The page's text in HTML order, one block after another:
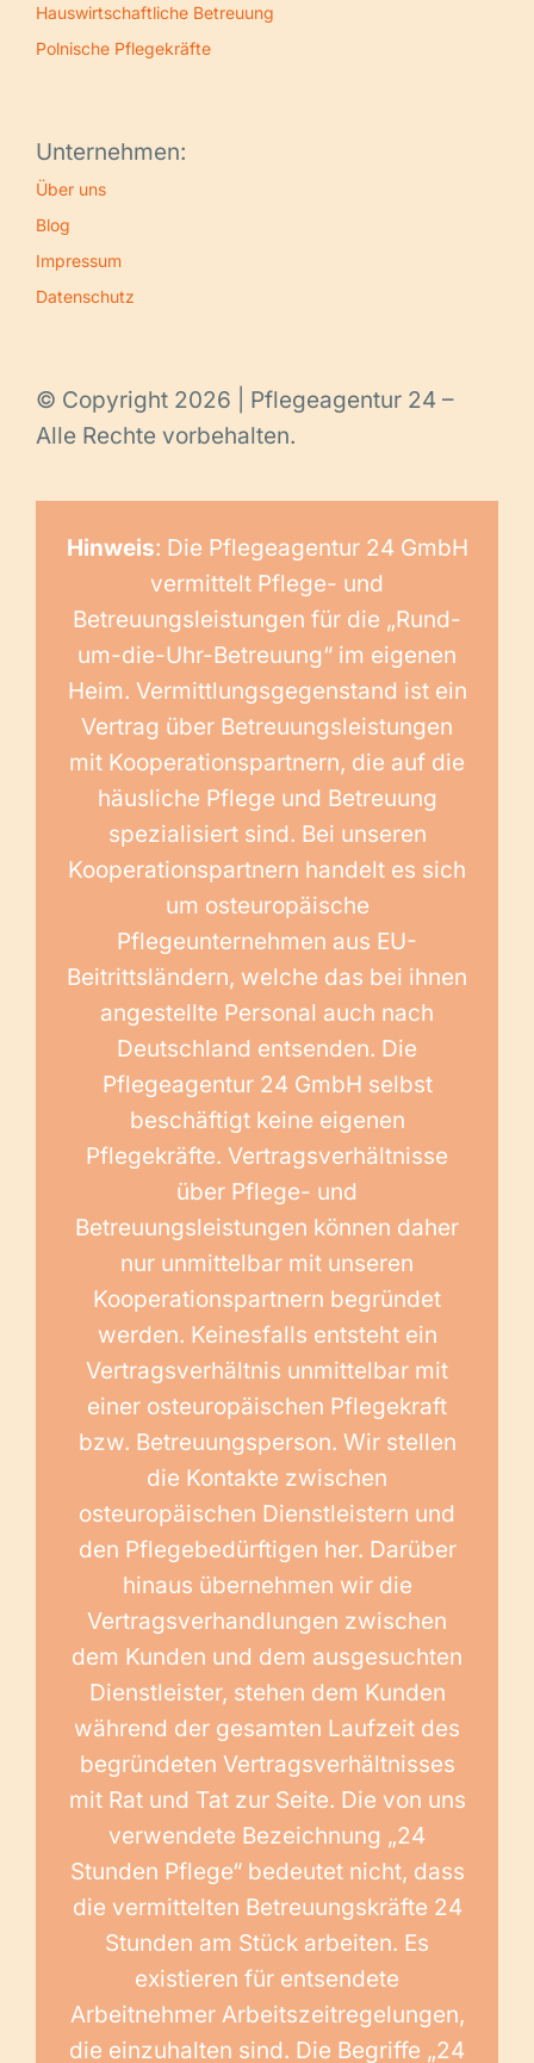
Hauswirtschaftliche Betreuung
Polnische Pflegekräfte
Unternehmen:
Über uns
Blog
Impressum
Datenschutz
© Copyright 2026 | Pflegeagentur 24 –
Alle Rechte vorbehalten.
Hinweis: Die Pflegeagentur 24 GmbH
vermittelt Pflege- und
Betreuungsleistungen für die „Rund-
um-die-Uhr-Betreuung“ im eigenen
Heim. Vermittlungsgegenstand ist ein
Vertrag über Betreuungsleistungen
mit Kooperationspartnern, die auf die
häusliche Pflege und Betreuung
spezialisiert sind. Bei unseren
Kooperationspartnern handelt es sich
um osteuropäische
Pflegeunternehmen aus EU-
Beitrittsländern, welche das bei ihnen
angestellte Personal auch nach
Deutschland entsenden. Die
Pflegeagentur 24 GmbH selbst
beschäftigt keine eigenen
Pflegekräfte. Vertragsverhältnisse
über Pflege- und
Betreuungsleistungen können daher
nur unmittelbar mit unseren
Kooperationspartnern begründet
werden. Keinesfalls entsteht ein
Vertragsverhältnis unmittelbar mit
einer osteuropäischen Pflegekraft
bzw. Betreuungsperson. Wir stellen
die Kontakte zwischen
osteuropäischen Dienstleistern und
den Pflegebedürftigen her. Darüber
hinaus übernehmen wir die
Vertragsverhandlungen zwischen
dem Kunden und dem ausgesuchten
Dienstleister, stehen dem Kunden
während der gesamten Laufzeit des
begründeten Vertragsverhältnisses
mit Rat und Tat zur Seite. Die von uns
verwendete Bezeichnung „24
Stunden Pflege“ bedeutet nicht, dass
die vermittelten Betreuungskräfte 24
Stunden am Stück arbeiten. Es
existieren für entsendete
Arbeitnehmer Arbeitszeitregelungen,
die einzuhalten sind. Die Begriffe „24